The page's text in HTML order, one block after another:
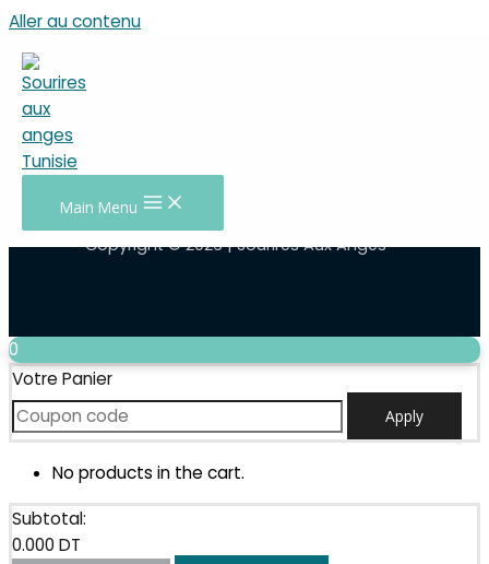
Aller au contenu
Main Menu
Validation de la commande
Copyright © 2026 | Sourires Aux Anges
0
Votre Panier
Apply
No products in the cart.
Subtotal:
0.000DT